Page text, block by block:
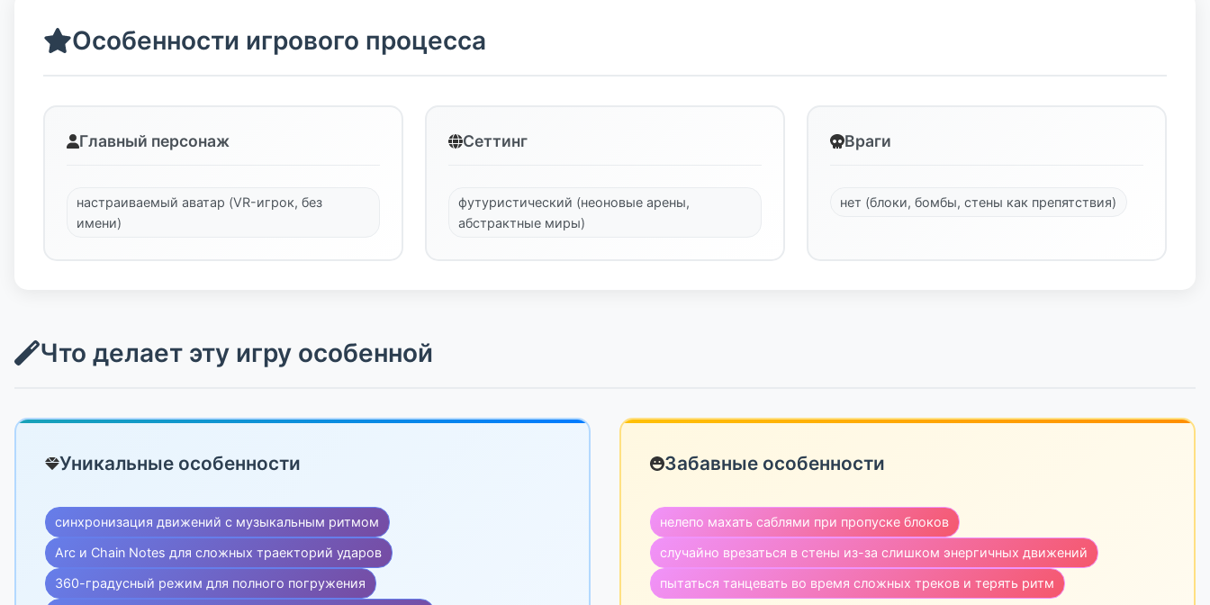
Особенности игрового процесса
Главный персонаж
настраиваемый аватар (VR-игрок, без
имени)
Сеттинг
футуристический (неоновые арены,
абстрактные миры)
Враги
нет (блоки, бомбы, стены как препятствия)
Что делает эту игру особенной
Уникальные особенности
синхронизация движений с музыкальным ритмом
Arc и Chain Notes для сложных траекторий ударов
360-градусный режим для полного погружения
Забавные особенности
нелепо махать саблями при пропуске блоков
случайно врезаться в стены из-за слишком энергичных движений
пытаться танцевать во время сложных треков и терять ритм